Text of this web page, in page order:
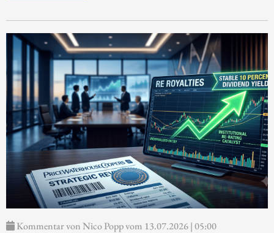
Kommentar von Nico Popp vom 13.07.2026 | 05:00